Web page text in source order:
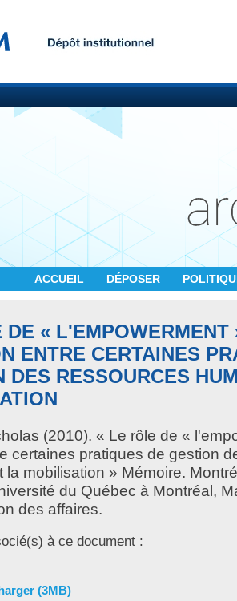
ACCUEIL DÉPOSER
DE « L'EMPOWERMENT
ENTRE CERTAINES
DES RESSOURCES
(2010). « Le rôle de «
certaines pratiques de gestion
la mobilisation » Mémoire.
du Québec à Montréal,
des affaires.
à ce document :
(3MB)